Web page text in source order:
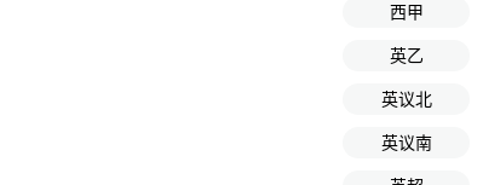
西甲
英乙
英议北
英议南